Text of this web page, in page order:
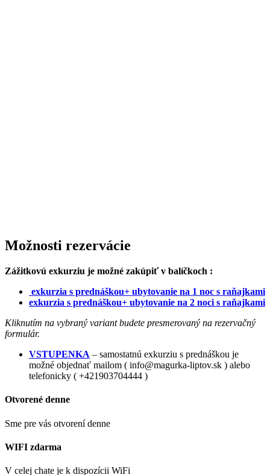
Možnosti rezervácie
Zážitkovú exkurziu je možné zakúpiť v balíčkoch :
exkurzia s prednáškou+ ubytovanie na 1 noc s raňajkami
exkurzia s prednáškou+ ubytovanie na 2 noci s raňajkami
Kliknutím na vybraný variant budete presmerovaný na rezervačný
formulár.
VSTUPENKA – samostatnú exkurziu s prednáškou je
možné objednať mailom ( info@magurka-liptov.sk ) alebo
telefonicky ( +421903704444 )
Otvorené denne
Sme pre vás otvorení denne
WIFI zdarma
V celej chate je k dispozícii WiFi